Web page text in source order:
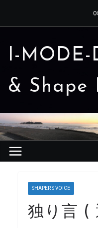
ッ
プ
I-MODE-
& Shape
SHAPER'S VOICE
独り言 (